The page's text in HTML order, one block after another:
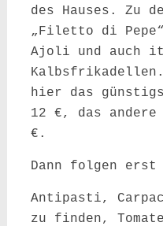
des Hauses. Zu
„Filetto di
Ajoli und auch
hier das
12 €, das
€.
Dann folgen erst
Antipasti,
zu finden,